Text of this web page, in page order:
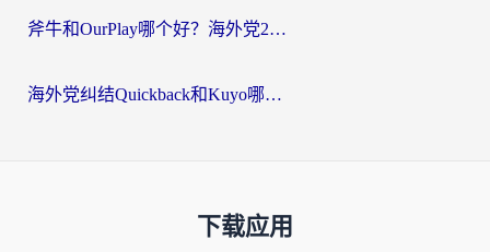
斧牛和OurPlay哪个好？海外党2026亲测：选对加速器，国内资源秒加载
海外党纠结Quickback和Kuyo哪个好？选对回国加速器才能无缝刷国内资源
下载应用